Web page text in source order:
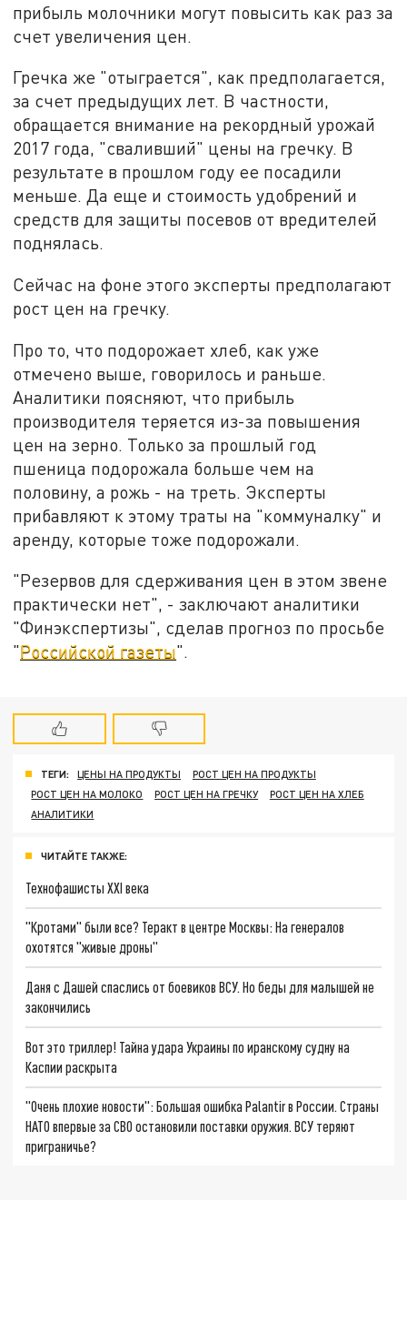
прибыль молочники могут повысить как раз за
счет увеличения цен.
Гречка же "отыграется", как предполагается,
за счет предыдущих лет. В частности,
обращается внимание на рекордный урожай
2017 года, "сваливший" цены на гречку. В
результате в прошлом году ее посадили
меньше. Да еще и стоимость удобрений и
средств для защиты посевов от вредителей
поднялась.
Сейчас на фоне этого эксперты предполагают
рост цен на гречку.
Про то, что подорожает хлеб, как уже
отмечено выше, говорилось и раньше.
Аналитики поясняют, что прибыль
производителя теряется из-за повышения
цен на зерно. Только за прошлый год
пшеница подорожала больше чем на
половину, а рожь - на треть. Эксперты
прибавляют к этому траты на "коммуналку" и
аренду, которые тоже подорожали.
"Резервов для сдерживания цен в этом звене
практически нет", - заключают аналитики
"Финэкспертизы", сделав прогноз по просьбе
"Российской газеты".
ТЕГИ: ЦЕНЫ НА ПРОДУКТЫ
РОСТ ЦЕН НА ПРОДУКТЫ
РОСТ ЦЕН НА МОЛОКО
РОСТ ЦЕН НА ГРЕЧКУ
РОСТ ЦЕН НА ХЛЕБ
АНАЛИТИКИ
ЧИТАЙТЕ ТАКЖЕ:
Технофашисты XXI века
"Кротами" были все? Теракт в центре Москвы: На генералов
охотятся "живые дроны"
Даня с Дашей спаслись от боевиков ВСУ. Но беды для малышей не
закончились
Вот это триллер! Тайна удара Украины по иранскому судну на
Каспии раскрыта
"Очень плохие новости": Большая ошибка Palantir в России. Страны
НАТО впервые за СВО остановили поставки оружия. ВСУ теряют
приграничье?